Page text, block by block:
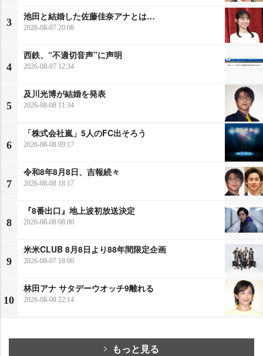
3
池田と結婚した佐藤佳奈アナとは…
2026-08-07 20:08
4
西鉄、“不適切音声”に声明
2026-08-07 12:34
5
及川光博が結婚を発表
2026-08-08 11:34
6
「株式会社嵐」5人のFC出そろう
2026-08-08 09:17
7
令和8年8月8日、吉報続々
2026-08-08 18:17
8
『8番出口』地上波初放送決定
2026-08-08 08:00
9
米米CLUB 8月8日より88年間限定企画
2026-08-07 18:00
10
林田アナ サタデーウオッチ9離れる
2026-08-08 22:14
もっと見る